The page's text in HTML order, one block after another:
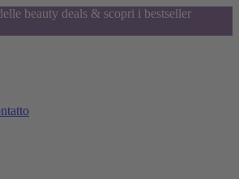
beauty deals & scopri i bestseller